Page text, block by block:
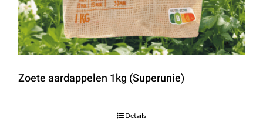
Zoete aardappelen 1kg (Superunie)
Details